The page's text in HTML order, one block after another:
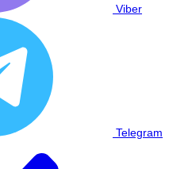
Viber
Telegram